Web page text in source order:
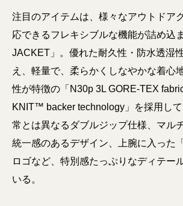
注目のアイテムは、様々なアウトドア
応できるフレキシブルな機能が詰め込
JACKET」。優れた耐久性・防水透湿
え、軽量で、柔らかくしなやかな着心
性が特徴の「N30p 3L GORE-TEX
KNIT™ backer technology」を採用し
常とは異なるダブルジップ仕様、マル
統一感のあるデザイン、上腕に入った
ロゴなど、特別感たっぷりなディテー
いる。